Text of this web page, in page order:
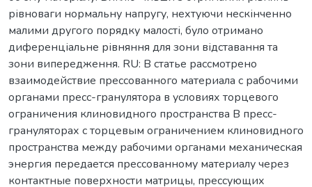
рівноваги нормальну напругу, нехтуючи нескінченно
малими другого порядку малості, було отримано
диференціальне рівняння для зони відставання та
зони випередження. RU: В статье рассмотрено
взаимодействие прессованного материала с рабочими
органами пресс-гранулятора в условиях торцевого
ограничения клиновидного пространства В пресс-
грануляторах с торцевым ограничением клиновидного
пространства между рабочими органами механическая
энергия передается прессованному материалу через
контактные поверхности матрицы, прессующих